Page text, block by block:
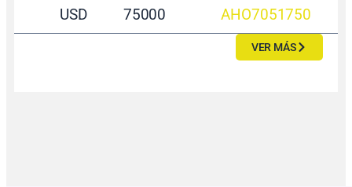
USD 75000 AHO7051750
VER MÁS